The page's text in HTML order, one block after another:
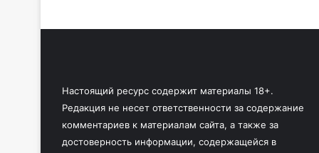
Настоящий ресурс содержит материалы 18+.
Редакция не несет ответственности за содержание
комментариев к материалам сайта, а также за
достоверность информации, содержащейся в